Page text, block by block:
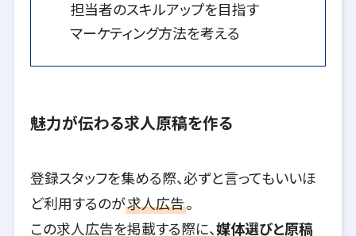
担当者のスキルアップを目指す
マーケティング方法を考える
魅力が伝わる求人原稿を作る
登録スタッフを集める際、必ずと言ってもいいほ
ど利用するのが求人広告。
この求人広告を掲載する際に、媒体選びと原稿